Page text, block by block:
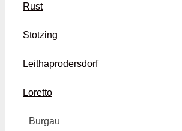
Rust
Stotzing
Leithaprodersdorf
Loretto
Burgau